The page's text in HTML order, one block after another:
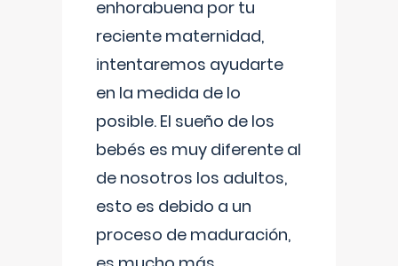
enhorabuena por tu
reciente maternidad,
intentaremos ayudarte
en la medida de lo
posible. El sueño de los
bebés es muy diferente al
de nosotros los adultos,
esto es debido a un
proceso de maduración,